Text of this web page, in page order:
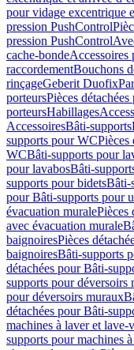
pour vidage excentrique
pression PushControl
pression PushControl
cache-bondeAccessoires
raccordementBouchons
rinçageGeberit Duofix
porteursPièces
porteursHabillages
AccessoiresBâti-supports
supports pour WCPièces
WCBâti-supports pour
pour lavabosBâti-
supports pour bidetsBâti-
pour Bâti-supports pour
évacuation muralePièces
avec évacuation murale
baignoiresPièces
baignoiresBâti-supports
détachées pour Bâti-
supports pour déversoirs
pour déversoirs muraux
détachées pour Bâti-
machines à laver et lave-
supports pour machines